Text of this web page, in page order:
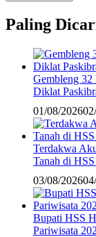
Paling
Gembleng 32
Diklat
01/08/2026
Terdakwa
Tanah di
03/08/2026
Bupati HSS
Pariwisata